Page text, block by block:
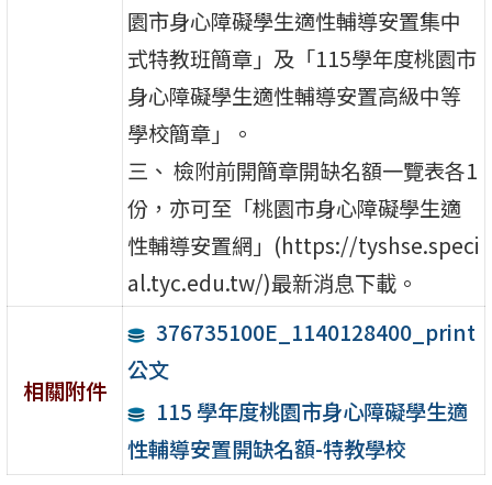
園市身心障礙學生適性輔導安置集中
式特教班簡章」及「115學年度桃園市
身心障礙學生適性輔導安置高級中等
學校簡章」。
三、 檢附前開簡章開缺名額一覽表各1
份，亦可至「桃園市身心障礙學生適
性輔導安置網」(https://tyshse.speci
al.tyc.edu.tw/)最新消息下載。
相關附件
376735100E_1140128400_print
公文
115 學年度桃園市身心障礙學生適
性輔導安置開缺名額-特教學校